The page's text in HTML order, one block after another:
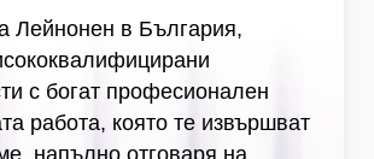
Лейнонен в България,
с богат професионален
работа, която те извършват